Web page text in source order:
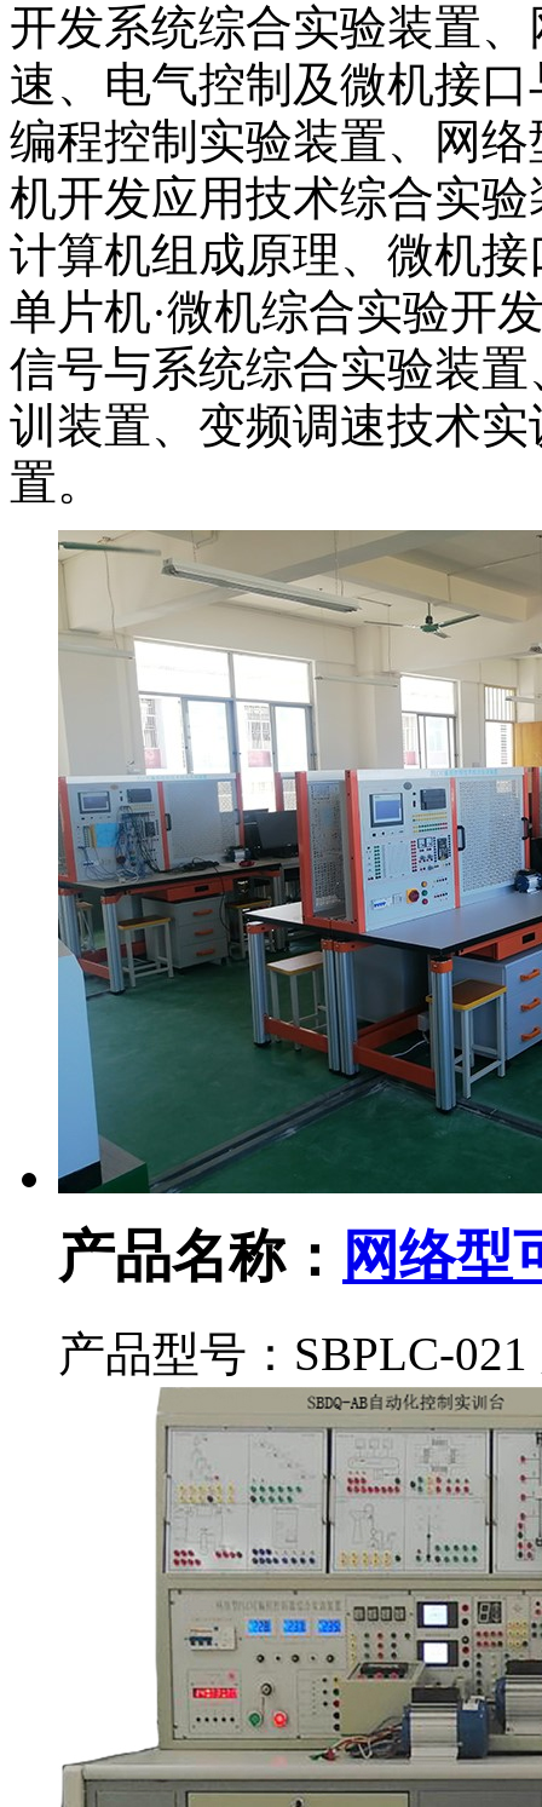
开发系统综合实验装置
速、电气控制及微机接
编程控制实验装置、网
机开发应用技术综合实
计算机组成原理、微机
单片机·微机综合实验开
信号与系统综合实验装
训装置、变频调速技术
置。
产品名称： 网络型
产品型号：SBPLC-021